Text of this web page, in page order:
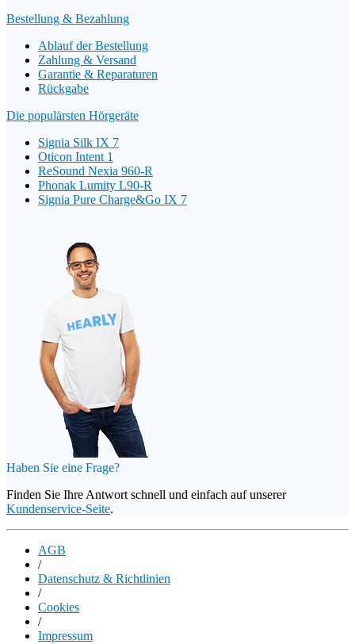
Bestellung & Bezahlung
Ablauf der Bestellung
Zahlung & Versand
Garantie & Reparaturen
Rückgabe
Die populärsten Hörgeräte
Signia Silk IX 7
Oticon Intent 1
ReSound Nexia 960-R
Phonak Lumity L90-R
Signia Pure Charge&Go IX 7
Haben Sie eine Frage?
Finden Sie Ihre Antwort schnell und einfach auf unserer
Kundenservice-Seite.
AGB
/
Datenschutz & Richtlinien
/
Cookies
/
Impressum